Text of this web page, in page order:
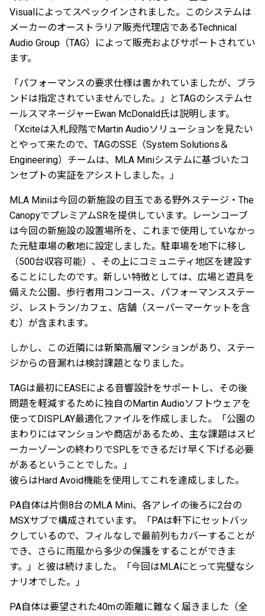
Visualによってスペックインされました。このシステムは
メーカーのオーストラリア販売代理店であるTechnical
Audio Group（TAG）によって販売およびサポートされてい
ます。
「パフォーマンスの要求仕様は書かれていましたが、ブラ
ンドは指定されていませんでした。」とTAGのシステムセ
ールスマネージャーEwan McDonald氏は説明します。
「Xciteは入札段階でMartin Audioソリューションを見たい
とやって来たので、TAGのSSE（System Solutions＆
Engineering）チームは、MLA Miniシステムに基づいたコ
ンセプトの実証をアシストしました。」
MLA Miniは今回の新施設の目玉である野外ステージ・The
CanopyでプレミアムSRを提供しています。レーンコーブ
は今回の新施設の設置場所を、これまで使用していなかっ
た元駐車場の敷地に設定しました。駐車場を地下に移し
（500台収容可能）、その上にコミュニティ地区を建設す
ることにしたのです。新しい特徴としては、広場と遊具を
備えた公園、歩行者用コンコース、パフォーマンスステー
ジ、レストラン/カフェ、店舗（スーパーマーケットを含
む）が含まれます。
しかし、この近隣には新築高層マンションがあり、ステー
ジからの音漏れは検討課題となりました。
TAGは最初にEASEによる音響設計をサポートし、その後
問題を軽減するために独自のMartin Audioソフトウェアを
使ってDISPLAY最適化ファイルを作成しました。「公園の
まわりにはマンションや商店があるため、主な課題はスピ
ーカーゾーンの終わりでSPLをできるだけ早く下げる必要
があるということでした。」
彼らはHard Avoid機能を使用してこれを達成しました。
PA自体は片側8台のMLA Mini、各アレイの後ろに2台の
MSXサブで構成されています。「PAは軒下にセットバッ
クしているので、フィルなしで最前列もカバーすることが
でき、さらに雨風から多少の保護をすることができま
す。」と彼は続けました。「今回はMLAにとって完璧なシ
ナリオでした。」
PA自体は要望された40mの距離に難なく届きました（全